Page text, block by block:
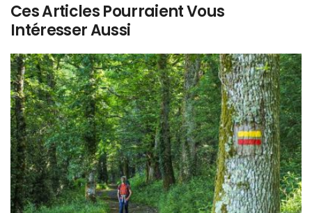
Ces Articles Pourraient Vous
Intéresser Aussi